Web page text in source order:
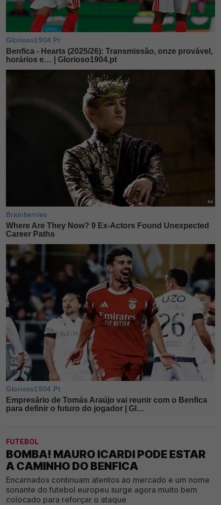
FUTEBOL
BOMBA! MAURO ICARDI PODE ESTAR
A CAMINHO DO BENFICA
Encarnados continuam atentos ao mercado e um nome
sonante do futebol europeu surge agora muito bem
colocado para reforçar o ataque